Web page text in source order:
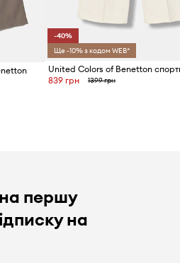
-40%
Ще -10% з кодом WEB*
839 грн 1399 грн
першу
на